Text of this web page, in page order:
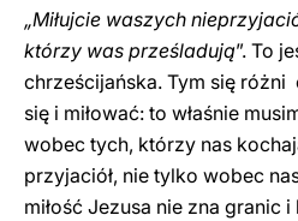
„Miłujcie waszych
którzy was prześladują”. To
chrześcijańska. Tym się
się i miłować: to właśnie
wobec tych, którzy nas
przyjaciół, nie tylko wobec
miłość Jezusa nie zna granic